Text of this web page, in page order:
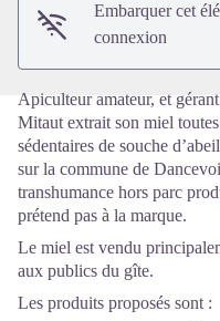
Embarquer cet
connexion
Apiculteur amateur, et
Mitaut extrait son miel
sédentaires de souche
sur la commune de
transhumance hors parc
prétend pas à la marque.
Le miel est vendu
aux publics du gîte.
Les produits proposés sont :